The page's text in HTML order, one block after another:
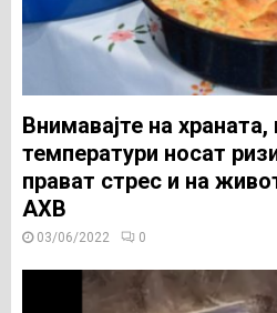
Внимавајте на храната,
температури носат
прават стрес и на
АХВ
03/06/2022 0